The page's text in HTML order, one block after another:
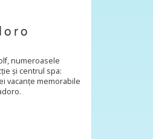
numeroasele
și centrul spa:
vacanțe memorabile